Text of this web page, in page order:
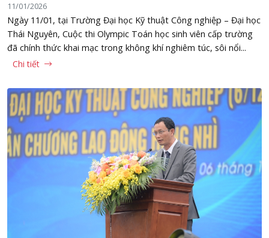
11/01/2026
Ngày 11/01, tại Trường Đại học Kỹ thuật Công nghiệp – Đại học
Thái Nguyên, Cuộc thi Olympic Toán học sinh viên cấp trường
đã chính thức khai mạc trong không khí nghiêm túc, sôi nổi...
Chi tiết